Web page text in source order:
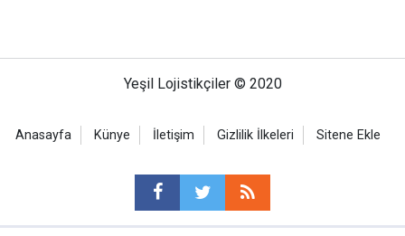
Yeşil Lojistikçiler © 2020
Anasayfa Künye İletişim Gizlilik İlkeleri Sitene Ekle